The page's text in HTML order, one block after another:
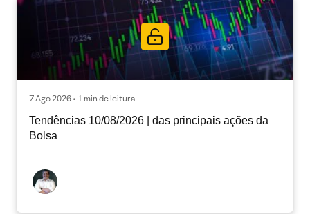
7 Ago 2026 • 1 min de leitura
Tendências 10/08/2026 | das principais ações da
Bolsa